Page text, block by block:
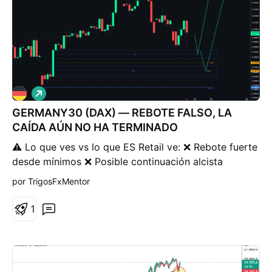
GERMANY30 (DAX) — REBOTE FALSO, LA
CAÍDA AÚN NO HA TERMINADO
⚠️ Lo que ves vs lo que ES Retail ve: ❌ Rebote fuerte
desde mínimos ❌ Posible continuación alcista
inmediata ❌ Soporte confirmado en la zona actual
bajista ✔️ Mantiene FVGs sin mitigar abajo ✔️
Es: → FVG pendiente → Primera zona de reacción →
Área donde el precio necesita volver Pero el imán
L
a
r
g
o
por TrigosFxMentor
1